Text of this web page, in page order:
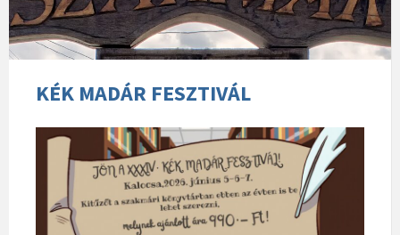
KÉK MADÁR FESZTIVÁL